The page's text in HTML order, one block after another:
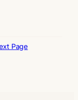
Page